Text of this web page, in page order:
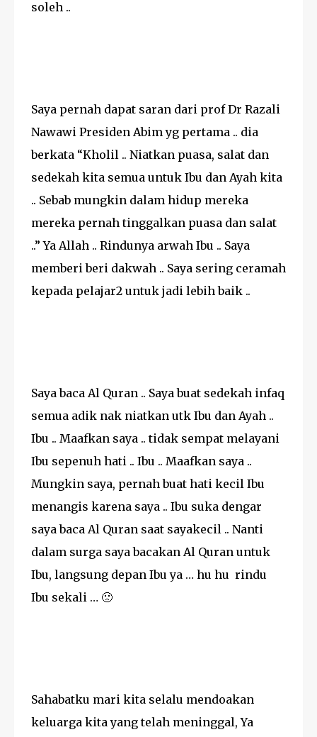
soleh ..
Saya pernah dapat saran dari prof Dr Razali
Nawawi Presiden Abim yg pertama .. dia
berkata “Kholil .. Niatkan puasa, salat dan
sedekah kita semua untuk Ibu dan Ayah kita
.. Sebab mungkin dalam hidup mereka
mereka pernah tinggalkan puasa dan salat
..” Ya Allah .. Rindunya arwah Ibu .. Saya
memberi beri dakwah .. Saya sering ceramah
kepada pelajar2 untuk jadi lebih baik ..
Saya baca Al Quran .. Saya buat sedekah infaq
semua adik nak niatkan utk Ibu dan Ayah ..
Ibu .. Maafkan saya .. tidak sempat melayani
Ibu sepenuh hati .. Ibu .. Maafkan saya ..
Mungkin saya, pernah buat hati kecil Ibu
menangis karena saya .. Ibu suka dengar
saya baca Al Quran saat sayakecil .. Nanti
dalam surga saya bacakan Al Quran untuk
Ibu, langsung depan Ibu ya … hu hu rindu
Ibu sekali … 🙁
Sahabatku mari kita selalu mendoakan
keluarga kita yang telah meninggal, Ya